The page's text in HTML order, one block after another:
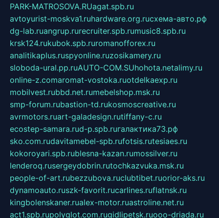
PARK-MATROSOVA.RUagat.spb.ru
avtoyurist-moskva1.ruhardware.org.ruсхема-авто.рф
dg-lab.ruangrup.rurecruiter.spb.rumusic8.spb.ru
krsk124.rukubok.spb.ruromanofforex.ru
analitikaplus.ruspyonline.ruzosikamery.ru
sloboda-ural.pp.ruAUTO-COM.SUhohota.netalimy.ru
online-z.comaromat-vostoka.ruotdelkaexp.ru
mobilvest.rubbd.net.rumebelshop.msk.ru
smp-forum.rubastion-td.rukosmoscreative.ru
avrmotors.ruart-galadesign.rutiffany-c.ru
ecostep-samara.rud-p.spb.ruгалактика73.рф
sko.com.rudavitamebel-spb.rufotsis.rutesiaes.ru
kokoroyari.spb.rublesna-kazan.rumossilver.ru
lenderoq.rusergeydobrin.rutochkazvuka.msk.ru
people-of-art.rubezzubova.ruclubtibet.ruorior-aks.ru
dynamoauto.ruszk-favorit.rucarlines.ruflatnsk.ru
kingbolenskaner.rualex-motor.ruastroline.net.ru
act1.spb.rupolyglot.com.rugidlipetsk.ruooo-driada.ru